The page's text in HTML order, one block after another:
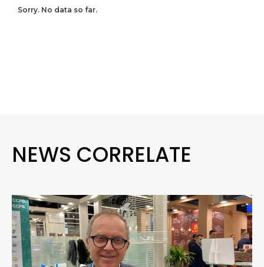
Sorry. No data so far.
NEWS CORRELATE